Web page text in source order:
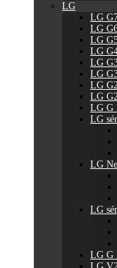
LG
LG
LG
LG
LG
LG
LG
LG
LG
LG G
LG
LG
LG
LG G